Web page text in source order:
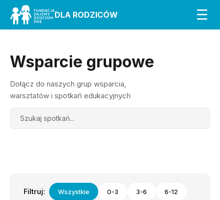
DLA RODZICÓW ☰
Wsparcie grupowe
Dołącz do naszych grup wsparcia,
warsztatów i spotkań edukacyjnych
Search
Filtruj: Wszystkie 0-3 3-6 6-12